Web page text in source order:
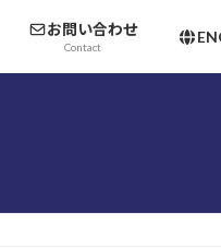
お問い合わせ
Contact